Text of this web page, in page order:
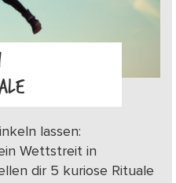
lassen:
Wettstreit in
dir 5 kuriose Rituale